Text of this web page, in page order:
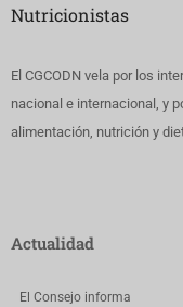
Nutricionistas
El CGCODN vela por los
nacional e internacional, y
alimentación, nutrición y
Actualidad
El Consejo informa